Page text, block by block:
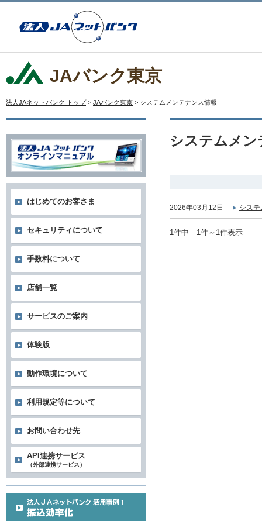
JAバンク東京
法人JAネットバンク トップ > JAバンク東京 > システムメンテナンス情報
システムメ
2026年03月12日 シス
1件中 1件～1件表示
はじめてのお客さま
セキュリティについて
手数料について
店舗一覧
サービスのご案内
体験版
動作環境について
利用規定等について
お問い合わせ先
API連携サービス
（外部連携サービス）